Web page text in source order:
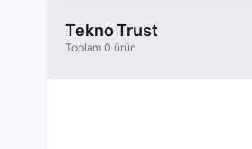
Tekno Trust
Toplam 0 ürün